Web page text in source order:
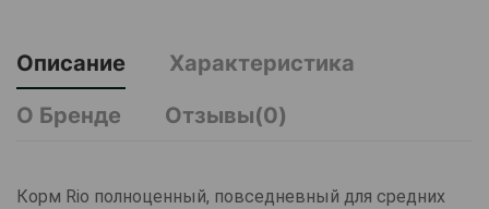
Описание
Характеристика
О Бренде
Отзывы(0)
Корм Rio полноценный, повседневный для средних